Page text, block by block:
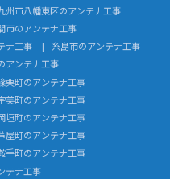
州市八幡東区のアンテナ工事
市のアンテナ工事
ナ工事
糸島市のアンテナ工事
アンテナ工事
栗町のアンテナ工事
美町のアンテナ工事
垣町のアンテナ工事
屋町のアンテナ工事
手町のアンテナ工事
テナ工事